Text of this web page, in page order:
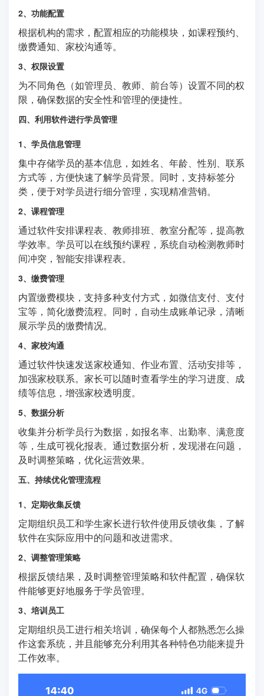
2、功能配置
根据机构的需求，配置相应的功能模块，如课程预约、
缴费通知、家校沟通等。
3、权限设置
为不同角色（如管理员、教师、前台等）设置不同的权
限，确保数据的安全性和管理的便捷性。
四、利用软件进行学员管理
1、学员信息管理
集中存储学员的基本信息，如姓名、年龄、性别、联系
方式等，方便快速了解学员背景。同时，支持标签分
类，便于对学员进行细分管理，实现精准营销。
2、课程管理
通过软件安排课程表、教师排班、教室分配等，提高教
学效率。学员可以在线预约课程，系统自动检测教师时
间冲突，智能安排课程表。
3、缴费管理
内置缴费模块，支持多种支付方式，如微信支付、支付
宝等，简化缴费流程。同时，自动生成账单记录，清晰
展示学员的缴费情况。
4、家校沟通
通过软件快速发送家校通知、作业布置、活动安排等，
加强家校联系。家长可以随时查看学生的学习进度、成
绩等信息，增强家校透明度。
5、数据分析
收集并分析学员行为数据，如报名率、出勤率、满意度
等，生成可视化报表。通过数据分析，发现潜在问题，
及时调整策略，优化运营效果。
五、持续优化管理流程
1、定期收集反馈
定期组织员工和学生家长进行软件使用反馈收集，了解
软件在实际应用中的问题和改进需求。
2、调整管理策略
根据反馈结果，及时调整管理策略和软件配置，确保软
件能够更好地服务于学员管理。
3、培训员工
定期组织员工进行相关培训，确保每个人都熟悉怎么操
作这套系统，并且能够充分利用其各种特色功能来提升
工作效率。